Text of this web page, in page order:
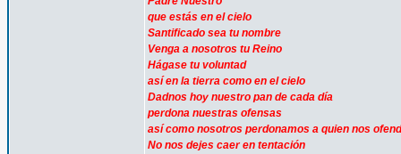
que estás en el cielo
Santificado sea tu nombre
Venga a nosotros tu Reino
Hágase tu voluntad
así en la tierra como en el cielo
Dadnos hoy nuestro pan de cada día
perdona nuestras ofensas
así como nosotros perdonamos a quien nos
No nos dejes caer en tentación